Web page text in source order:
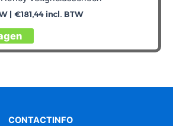
| €181,44incl. BTW
Dit
product
variaties.
optie
CONTACTINFO